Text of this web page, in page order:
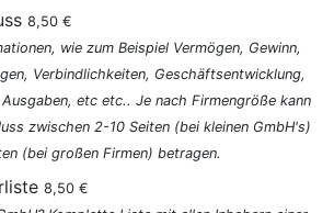
8,50 €
wie zum Beispiel Vermögen, Gewinn,
Verbindlichkeiten, Geschäftsentwicklung,
etc etc.. Je nach Firmengröße kann
zwischen 2-10 Seiten (bei kleinen GmbH's)
(bei großen Firmen) betragen.
8,50 €